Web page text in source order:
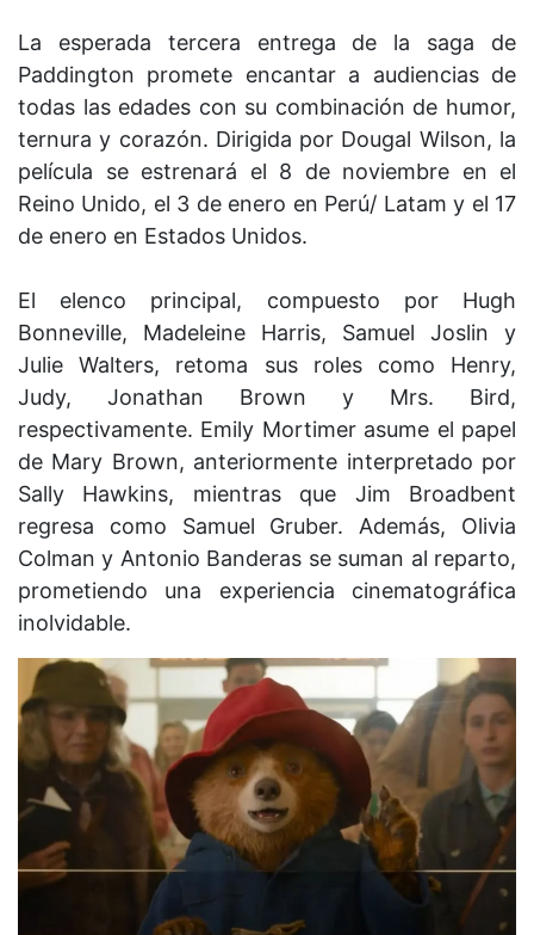
La esperada tercera entrega de la saga de
Paddington promete encantar a audiencias de
todas las edades con su combinación de humor,
ternura y corazón. Dirigida por Dougal Wilson, la
película se estrenará el 8 de noviembre en el
Reino Unido, el 3 de enero en Perú/ Latam y el 17
de enero en Estados Unidos.
El elenco principal, compuesto por Hugh
Bonneville, Madeleine Harris, Samuel Joslin y
Julie Walters, retoma sus roles como Henry,
Judy, Jonathan Brown y Mrs. Bird,
respectivamente. Emily Mortimer asume el papel
de Mary Brown, anteriormente interpretado por
Sally Hawkins, mientras que Jim Broadbent
regresa como Samuel Gruber. Además, Olivia
Colman y Antonio Banderas se suman al reparto,
prometiendo una experiencia cinematográfica
inolvidable.